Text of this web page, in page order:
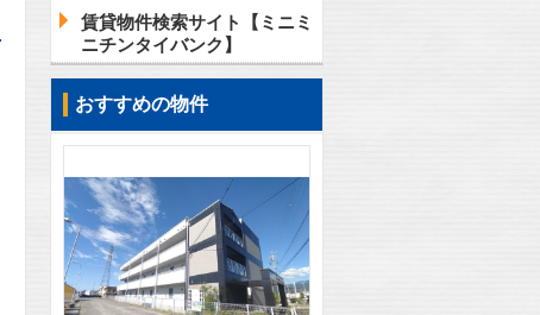
賃貸物件検索サイト【ミニミ
ニチンタイバンク】
おすすめの物件
2